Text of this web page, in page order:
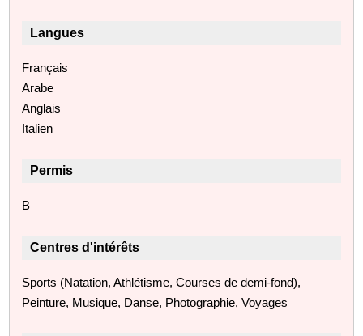
Langues
Français
Arabe
Anglais
Italien
Permis
B
Centres d'intérêts
Sports (Natation, Athlétisme, Courses de demi-fond),
Peinture, Musique, Danse, Photographie, Voyages